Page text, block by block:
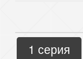
1 серия